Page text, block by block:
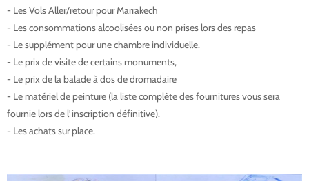
- Les Vols Aller/retour pour Marrakech
- Les consommations alcoolisées ou non prises lors des repas
- Le supplément pour une chambre individuelle.
- Le prix de visite de certains monuments,
- Le prix de la balade à dos de dromadaire
- Le matériel de peinture (la liste complète des fournitures vous sera
fournie lors de l’inscription définitive).
- Les achats sur place.